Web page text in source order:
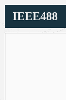
IEEE488